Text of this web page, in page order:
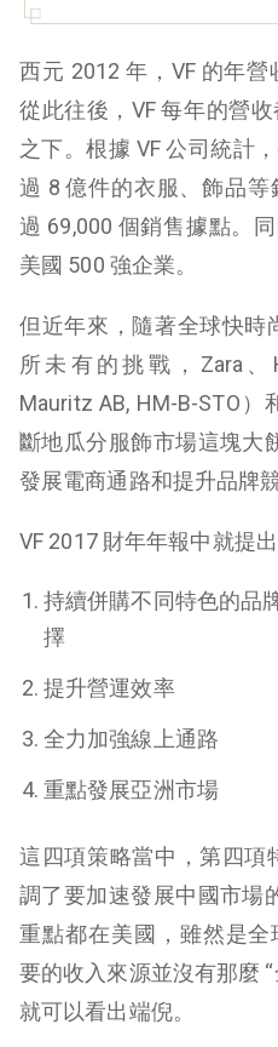
西元 2012 年，VF 的年營
從此往後，VF 每年的營
之下。根據 VF 公司統計
過 8 億件的衣服、飾品
過 69,000 個銷售據點。
美國 500 強企業。
但近年來，隨著全球快時
所未有的挑戰，Zara、
Mauritz AB, HM-B-STO
斷地瓜分服飾市場這塊大
發展電商通路和提升品牌競
VF 2017 財年年報中就提
持續併購不同特色的品
擇
提升營運效率
全力加強線上通路
重點發展亞洲市場
這四項策略當中，第四項
調了要加速發展中國市場
重點都在美國，雖然是
要的收入來源並沒有那麼
就可以看出端倪。